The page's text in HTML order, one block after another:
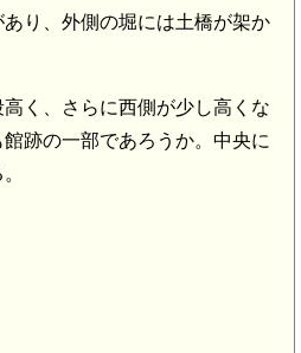
り、外側の堀には土橋が架か
く、さらに西側が少し高くな
跡の一部であろうか。中央に